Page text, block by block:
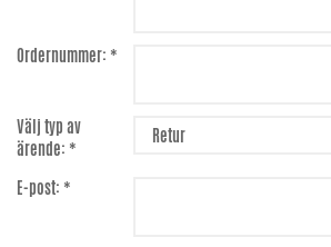
Ordernummer: *
Välj typ av
ärende: *
E-post: *